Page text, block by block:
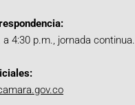
4:30 p.m., jornada continua.